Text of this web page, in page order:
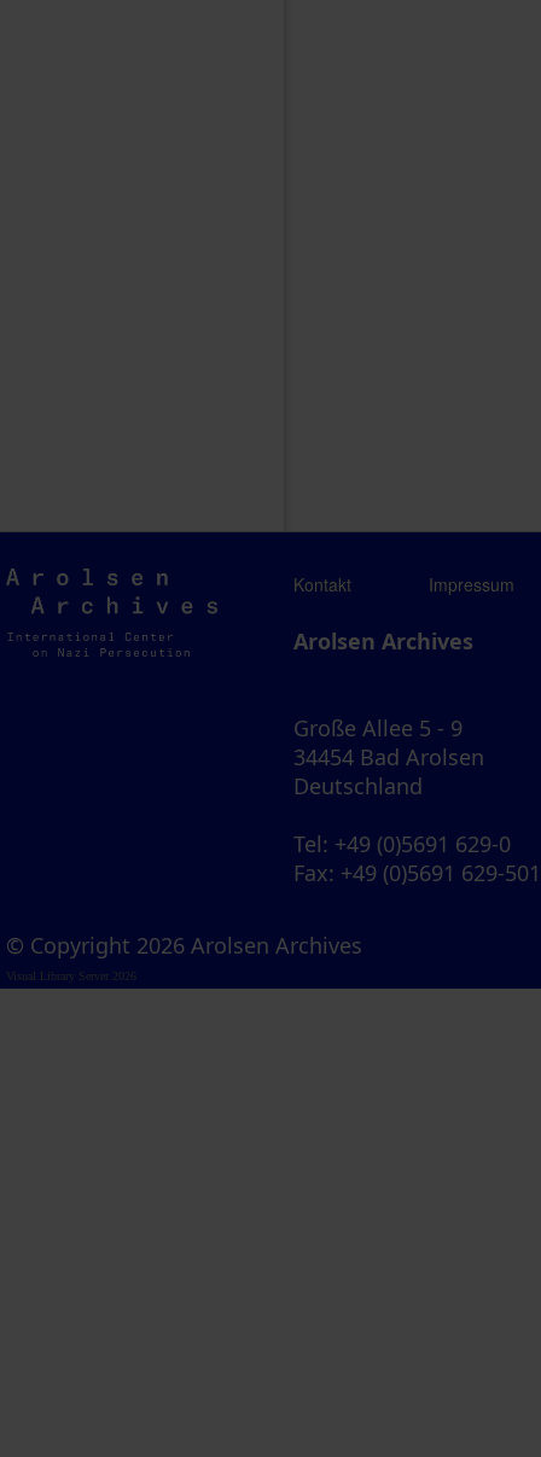
Arolsen
Archives
Kontakt Impressum
Arolsen Archives
Große Allee 5 - 9
34454 Bad Arolsen
Deutschland
Tel: +49 (0)5691 629-0
Fax: +49 (0)5691 629-501
© Copyright 2026 Arolsen Archives
Visual Library Server 2026